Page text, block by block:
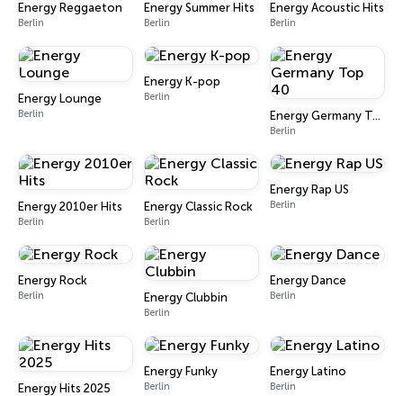
Energy Reggaeton
Berlin
Energy Summer Hits
Berlin
Energy Acoustic Hits
Berlin
Energy Lounge
Berlin
Energy K-pop
Berlin
Energy Germany Top 40
Berlin
Energy 2010er Hits
Berlin
Energy Classic Rock
Berlin
Energy Rap US
Berlin
Energy Rock
Berlin Energy Clubbin
Berlin
Energy Dance
Berlin
Energy Hits 2025
Energy Funky
Berlin
Energy Latino
Berlin